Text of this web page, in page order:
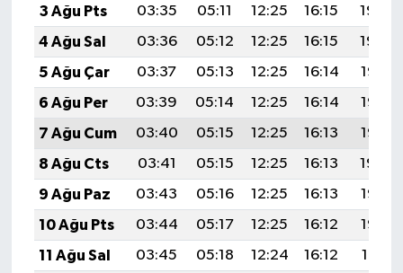
3 Ağu Pts
03:35 05:11 12:25 16:15
19:30
4 Ağu Sal
03:36 05:12 12:25 16:15
19:29
5 Ağu Çar
03:37 05:13 12:25 16:14
19:28
6 Ağu Per
03:39 05:14 12:25 16:14
19:26
7 Ağu Cum
03:40 05:15 12:25 16:13
19:25
8 Ağu Cts
03:41 05:15 12:25 16:13
19:24
9 Ağu Paz
03:43 05:16 12:25 16:13
19:23
10 Ağu Pts
03:44 05:17 12:25 16:12
19:22
11 Ağu Sal
03:45 05:18 12:24 16:12
19:21
MİZAH
TARİH
Genel
Politika
YEREL
BÖLGEDEN